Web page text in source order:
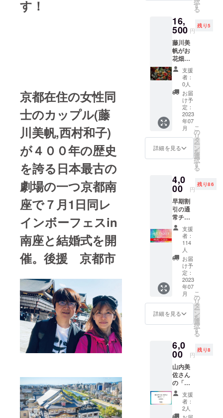
す！
京都在住の女性同
士のカップル(藤
川美帆,西村和子)
が４００年の歴史
を誇る日本最古の
劇場の一つ京都南
座で７月1日同レ
インボーフェスin
南座と結婚式を開
催。後援 京都市
写真を
お送り
す。
ニュー
は ・前
菜3種盛
・トム
ヤムク
ン ・ガ
イヤー
ン(タイ
のスパ
イス焼
鳥) ・グ
リーン
カレー
・デ
ザート
プラ
ス、各
ンクの
ペアリ
ンアル
コール)
日時は
2023年
7月21日
(金)12
時から2
時間、
場所は
京都市
烏丸御
池駅周
辺で
申込み
後に場
りしま
す)
での足
ラオケ
代、飲
食代が
別途か
かりま
す。 7
月以降
で日程
調整
す
る
16,
500 円
残り5
藤川美
帆がお
花畑コ
ンサル
をしま
す。
ズーム
で１時
間一対
一で
す。 こ
れから
どうな
りた
い、ど
こへ行
い、ど
んなこ
とがし
たい。
ワクワ
クする
話をし
て、実
現する
ために
アシス
トしま
す。 ビ
ジネス
の相談
もでき
ます
が、悩
ん。楽
しくな
しま
しょう
♡ 7月
以降で
日程の
調整を
支援
者：
0人
お届
け予
定：
2023
年07
月
詳細を見る
こ
の
リ
タ
ー
ン
を
選
択
す
る
4,0
00 円
残り86
早期割
引の通
常チ
ケッ
ト。７
月1日レ
イン
ボー
フェス
in南座
の参加
券とな
りま
す。
（完売
合、201
枚目以
降は
4100円
にて完
売日の
翌日に
リター
ンを追
加する
支援
者：
114
人
お届
け予
定：
2023
年07
月
詳細を見る
こ
の
リ
タ
ー
ン
を
選
択
す
る
6,0
00 円
残り8
山内美
佐さん
の「生
成発展
アク
ティ
ベー
支援
者：
2人